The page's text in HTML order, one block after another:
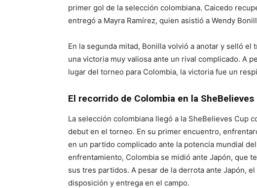
primer gol de la selección colombiana. Caicedo
entregó a Mayra Ramírez, quien asistió a Wendy
En la segunda mitad, Bonilla volvió a anotar y selló
una victoria muy valiosa ante un rival complicado. A
lugar del torneo para Colombia, la victoria fue un
El recorrido de Colombia en la SheBelieves
La selección colombiana llegó a la SheBelieves Cup
debut en el torneo. En su primer encuentro,
en un partido complicado ante la potencia mundial
enfrentamiento, Colombia se midió ante Japón, que
sus tres partidos. A pesar de la derrota ante Japón,
disposición y entrega en el campo.